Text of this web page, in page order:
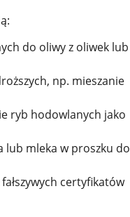
do oliwy z oliwek lub
np. mieszanie
ryb hodowlanych jako
lub mleka w proszku do
certyfikatów